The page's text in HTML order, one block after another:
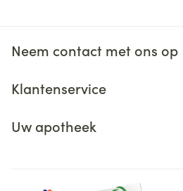
Neem contact met ons op
Klantenservice
Uw apotheek